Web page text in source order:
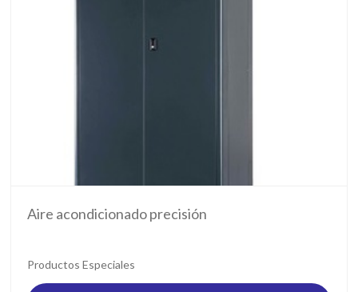
Aire acondicionado precisión
Productos Especiales